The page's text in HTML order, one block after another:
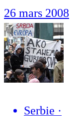
26 mars 2008
Serbie ·